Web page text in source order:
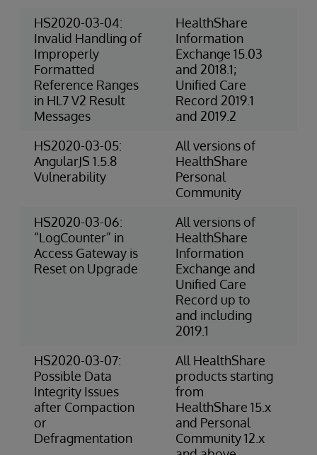
HS2020-03-04:
Invalid Handling of
Improperly
Formatted
Reference Ranges
in HL7 V2 Result
Messages
HealthShare
Information
Exchange 15.03
and 2018.1;
Unified Care
Record 2019.1
and 2019.2
HS2020-03-05:
AngularJS 1.5.8
Vulnerability
All versions of
HealthShare
Personal
Community
HS2020-03-06:
“LogCounter” in
Access Gateway is
Reset on Upgrade
All versions of
HealthShare
Information
Exchange and
Unified Care
Record up to
and including
2019.1
HS2020-03-07:
Possible Data
Integrity Issues
after Compaction
or
Defragmentation
All HealthShare
products starting
from
HealthShare 15.x
and Personal
Community 12.x